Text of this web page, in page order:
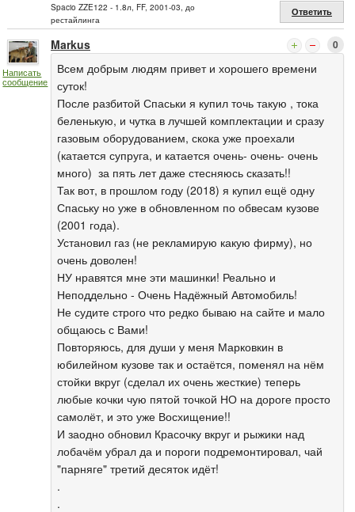
Spacio ZZE122 - 1.8л, FF, 2001-03, до
рестайлинга
Ответить
Написать
сообщение
Markus 0
Всем добрым людям привет и хорошего времени
суток!
После разбитой Спаськи я купил точь такую , тока
беленькую, и чутка в лучшей комплектации и сразу
газовым оборудованием, скока уже проехали
(катается супруга, и катается очень- очень- очень
много) за пять лет даже стесняюсь сказать!!
Так вот, в прошлом году (2018) я купил ещё одну
Спаську но уже в обновленном по обвесам кузове
(2001 года).
Установил газ (не рекламирую какую фирму), но
очень доволен!
НУ нравятся мне эти машинки! Реально и
Неподдельно - Очень Надёжный Автомобиль!
Не судите строго что редко бываю на сайте и мало
общаюсь с Вами!
Повторяюсь, для души у меня Марковкин в
юбилейном кузове так и остаётся, поменял на нём
стойки вкруг (сделал их очень жесткие) теперь
любые кочки чую пятой точкой НО на дороге просто
самолёт, и это уже Восхищение!!
И заодно обновил Красочку вкруг и рыжики над
лобачём убрал да и пороги подремонтировал, чай
"парняге" третий десяток идёт!
.
.